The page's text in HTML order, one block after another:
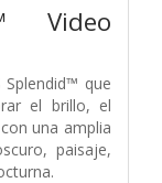
Video
Splendid™ que
el brillo, el
una amplia
paisaje,